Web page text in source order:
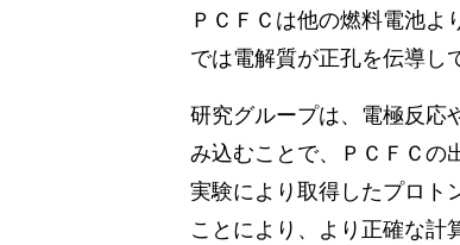
ＰＣＦＣは他の燃料電池
では電解質が正孔を伝導し
研究グループは、電極反応
み込むことで、ＰＣＦＣの
実験により取得したプロト
ことにより、より正確な計